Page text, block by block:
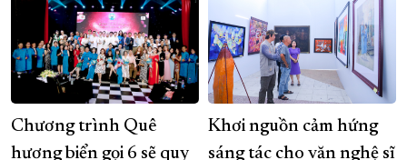
Chương trình Quê
hương biển gọi 6 sẽ quy
Khơi nguồn cảm hứng
sáng tác cho văn nghệ sĩ